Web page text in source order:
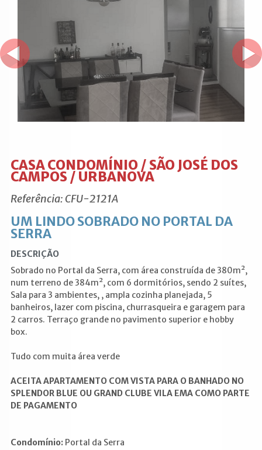
CASA CONDOMÍNIO / SÃO JOSÉ DOS
CAMPOS / URBANOVA
Referência: CFU-2121A
UM LINDO SOBRADO NO PORTAL DA
SERRA
DESCRIÇÃO
Sobrado no Portal da Serra, com área construída de 380m²,
num terreno de 384m², com 6 dormitórios, sendo 2 suítes,
Sala para 3 ambientes, , ampla cozinha planejada, 5
banheiros, lazer com piscina, churrasqueira e garagem para
2 carros. Terraço grande no pavimento superior e hobby
box.
Tudo com muita área verde
ACEITA APARTAMENTO COM VISTA PARA O BANHADO NO
SPLENDOR BLUE OU GRAND CLUBE VILA EMA COMO PARTE
DE PAGAMENTO
Condomínio: Portal da Serra